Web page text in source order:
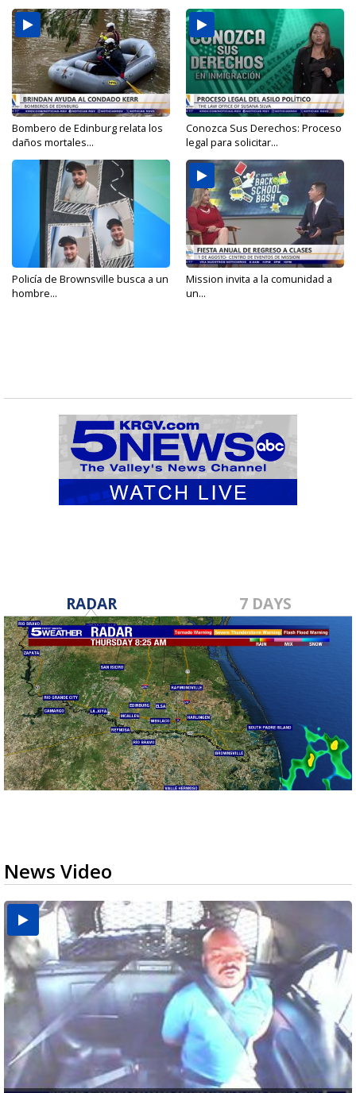
Bombero de Edinburg relata los
daños mortales...
Conozca Sus Derechos: Proceso
legal para solicitar...
Policía de Brownsville busca a un
hombre...
Mission invita a la comunidad a
un...
RADAR 7 DAYS
News Video